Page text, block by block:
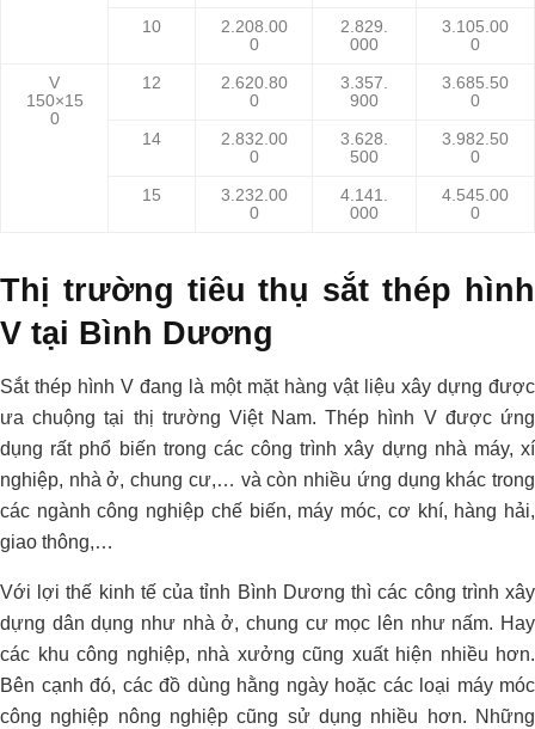
10
2.208.00
0
2.829.
000
3.105.00
0
V
150×15
0
12
2.620.80
0
3.357.
900
3.685.50
0
14
2.832.00
0
3.628.
500
3.982.50
0
15
3.232.00
0
4.141.
000
4.545.00
0
Thị trường tiêu thụ sắt thép hình
V tại Bình Dương
Sắt thép hình V đang là một mặt hàng vật liệu xây dựng được
ưa chuộng tại thị trường Việt Nam. Thép hình V được ứng
dụng rất phổ biến trong các công trình xây dựng nhà máy, xí
nghiệp, nhà ở, chung cư,… và còn nhiều ứng dụng khác trong
các ngành công nghiệp chế biến, máy móc, cơ khí, hàng hải,
giao thông,…
Với lợi thế kinh tế của tỉnh Bình Dương thì các công trình xây
dựng dân dụng như nhà ở, chung cư mọc lên như nấm. Hay
các khu công nghiệp, nhà xưởng cũng xuất hiện nhiều hơn.
Bên cạnh đó, các đồ dùng hằng ngày hoặc các loại máy móc
công nghiệp nông nghiệp cũng sử dụng nhiều hơn. Những